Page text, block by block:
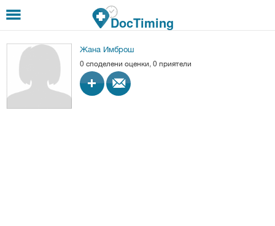
Премини към основното съдържание
DocTiming
Жана Имброш
0 споделени оценки, 0 приятели